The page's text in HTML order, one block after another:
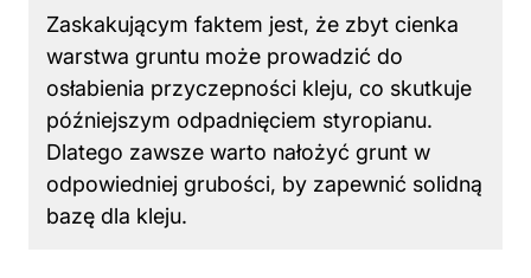
Zaskakującym faktem jest, że zbyt cienka
warstwa gruntu może prowadzić do
osłabienia przyczepności kleju, co skutkuje
późniejszym odpadnięciem styropianu.
Dlatego zawsze warto nałożyć grunt w
odpowiedniej grubości, by zapewnić solidną
bazę dla kleju.